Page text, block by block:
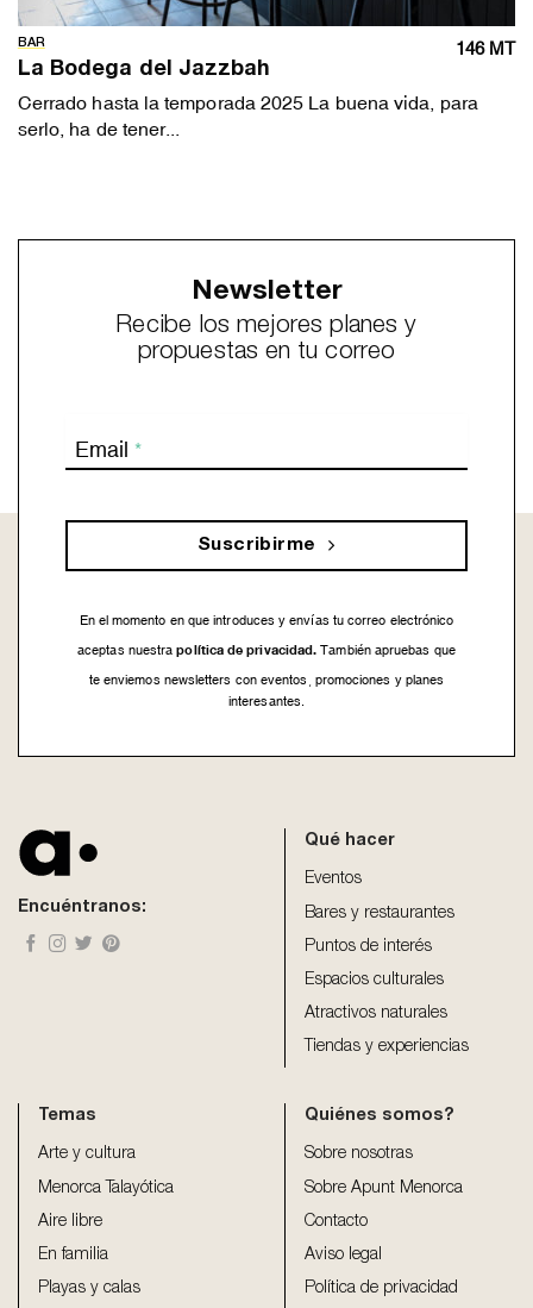
BAR 146 MT
La Bodega del Jazzbah
Cerrado hasta la temporada 2025 La buena vida, para
serlo, ha de tener...
Newsletter
Recibe los mejores planes y
propuestas en tu correo
Email *
Suscribirme
En el momento en que introduces y envías tu correo electrónico
aceptas nuestra política de privacidad. También apruebas que
te enviemos newsletters con eventos, promociones y planes
interesantes.
left
Encuéntranos:
Qué hacer
Eventos
Bares y restaurantes
Puntos de interés
Espacios culturales
Atractivos naturales
Tiendas y experiencias
Temas
Arte y cultura
Menorca Talayótica
Aire libre
En familia
Playas y calas
Quiénes somos?
Sobre nosotras
Sobre Apunt Menorca
Contacto
Aviso legal
Política de privacidad